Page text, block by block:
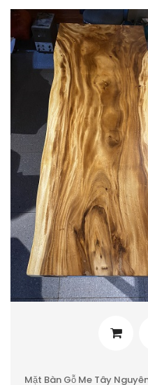
Mặt Bàn Gỗ Me Tây